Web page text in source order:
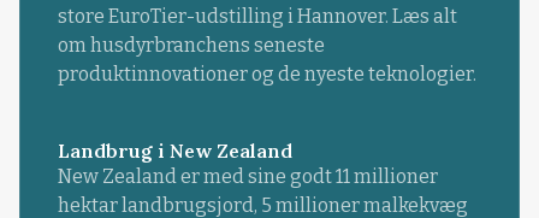
store EuroTier-udstilling i Hannover. Læs alt
om husdyrbranchens seneste
produktinnovationer og de nyeste teknologier.
Landbrug i New Zealand
New Zealand er med sine godt 11 millioner
hektar landbrugsjord, 5 millioner malkekvæg